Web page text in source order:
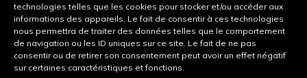
technologies telles que les cookies pour stocker et/ou accéder aux
informations des appareils. Le fait de consentir à ces technologies
nous permettra de traiter des données telles que le comportement
de navigation ou les ID uniques sur ce site. Le fait de ne pas
consentir ou de retirer son consentement peut avoir un effet négatif
sur certaines caractéristiques et fonctions.
Mentions légales
Conditions de location